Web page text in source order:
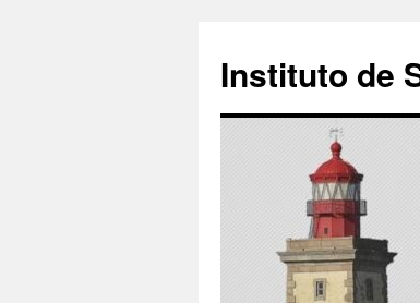
Instituto de